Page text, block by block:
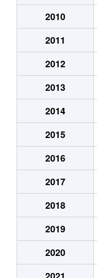
2010
2011
2012
2013
2014
2015
2016
2017
2018
2019
2020